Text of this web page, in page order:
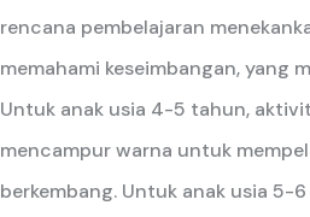
rencana pembelajaran
memahami keseimbangan, yang
Untuk anak usia 4-5 tahun,
mencampur warna untuk
berkembang. Untuk anak usia 5-